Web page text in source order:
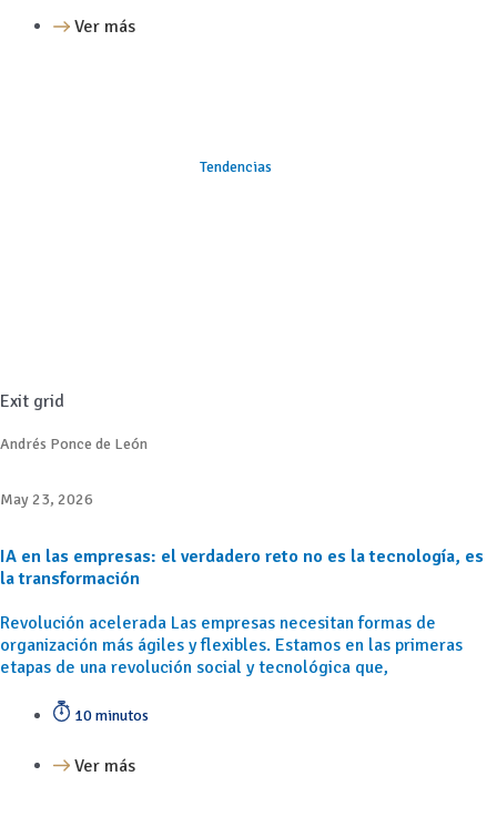
Ver más
Tendencias
Exit grid
Andrés Ponce de León
May 23, 2026
IA en las empresas: el verdadero reto no es la tecnología, es
la transformación
Revolución acelerada Las empresas necesitan formas de
organización más ágiles y flexibles. Estamos en las primeras
etapas de una revolución social y tecnológica que,
10 minutos
Ver más